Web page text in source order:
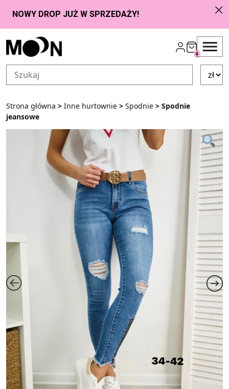
Przejdź do zawartości
0
Strona główna > Inne hurtownie > Spodnie > Spodnie
jeansowe